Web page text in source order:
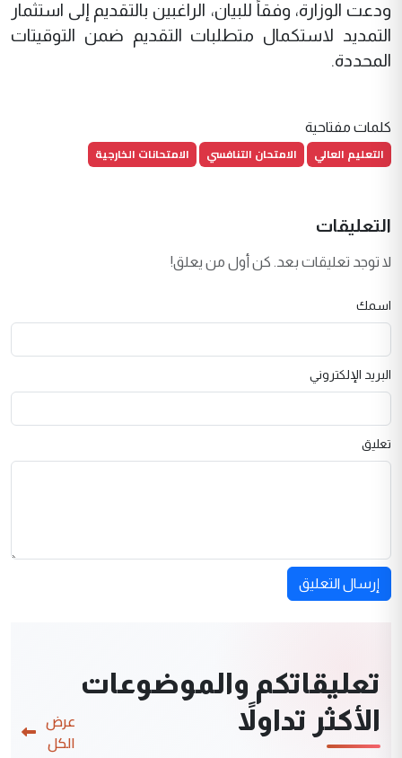
ودعت الوزارة، وفقاً للبيان، الراغبين بالتقديم إلى استثمار
التمديد لاستكمال متطلبات التقديم ضمن التوقيتات
المحددة.
كلمات مفتاحية
التعليم العالي الامتحان التنافسي الامتحانات الخارجية
التعليقات
لا توجد تعليقات بعد. كن أول من يعلق!
اسمك
البريد الإلكتروني
تعليق
إرسال التعليق
تعليقاتكم والموضوعات
الأكثر تداولاً
عرض
الكل